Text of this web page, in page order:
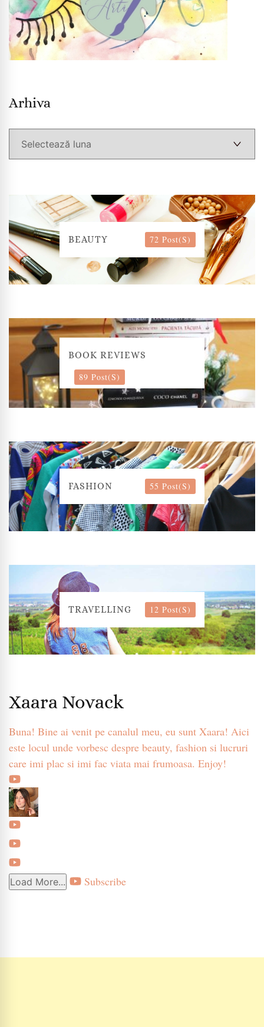
Arhiva
BEAUTY 72 Post(s)
BOOK REVIEWS
89 Post(s)
FASHION 55 Post(s)
TRAVELLING 12 Post(s)
Xaara Novack
Buna! Bine ai venit pe canalul meu, eu sunt Xaara! Aici
este locul unde vorbesc despre beauty, fashion si lucruri
care imi plac si imi fac viata mai frumoasa. Enjoy!
Load More... Subscribe